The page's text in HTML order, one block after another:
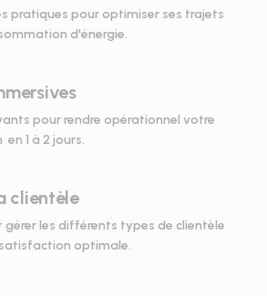
pratiques pour optimiser ses trajets
d'énergie.
clientèle
les différents types de clientèle
optimale.
pour rendre opérationnel votre
1 à 2 jours.